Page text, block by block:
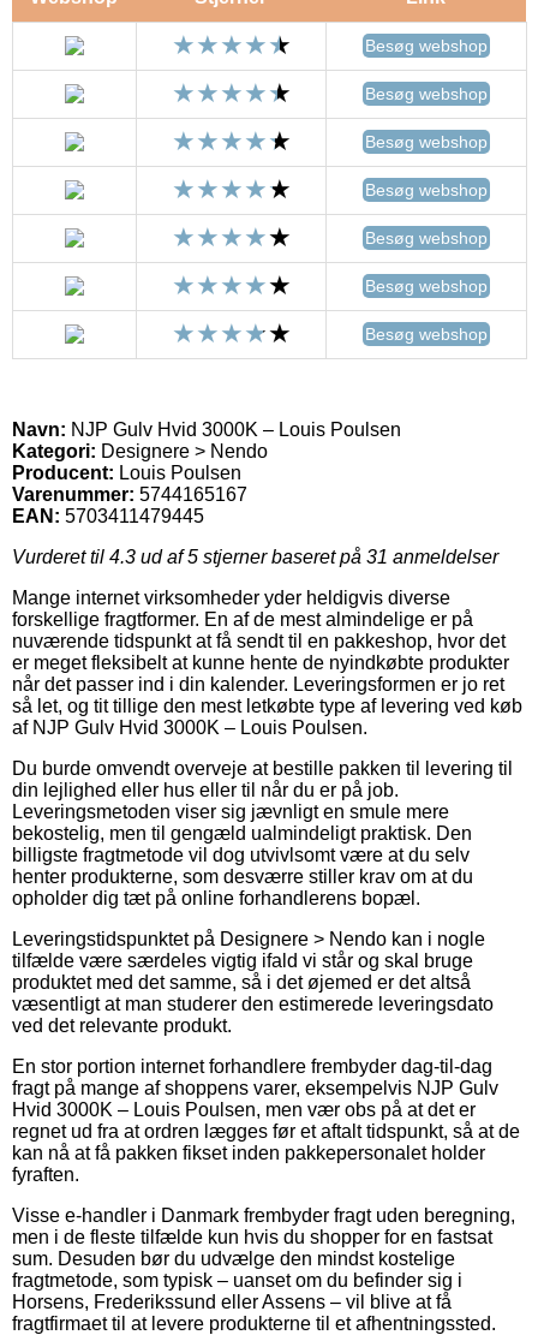
Besøg webshop
Besøg webshop
Besøg webshop
Besøg webshop
Besøg webshop
Besøg webshop
Besøg webshop
Navn: NJP Gulv Hvid 3000K – Louis Poulsen
Kategori: Designere > Nendo
Producent: Louis Poulsen
Varenummer: 5744165167
EAN: 5703411479445
Vurderet til 4.3 ud af 5 stjerner baseret på 31 anmeldelser
Mange internet virksomheder yder heldigvis diverse
forskellige fragtformer. En af de mest almindelige er på
nuværende tidspunkt at få sendt til en pakkeshop, hvor det
er meget fleksibelt at kunne hente de nyindkøbte produkter
når det passer ind i din kalender. Leveringsformen er jo ret
så let, og tit tillige den mest letkøbte type af levering ved køb
af NJP Gulv Hvid 3000K – Louis Poulsen.
Du burde omvendt overveje at bestille pakken til levering til
din lejlighed eller hus eller til når du er på job.
Leveringsmetoden viser sig jævnligt en smule mere
bekostelig, men til gengæld ualmindeligt praktisk. Den
billigste fragtmetode vil dog utvivlsomt være at du selv
henter produkterne, som desværre stiller krav om at du
opholder dig tæt på online forhandlerens bopæl.
Leveringstidspunktet på Designere > Nendo kan i nogle
tilfælde være særdeles vigtig ifald vi står og skal bruge
produktet med det samme, så i det øjemed er det altså
væsentligt at man studerer den estimerede leveringsdato
ved det relevante produkt.
En stor portion internet forhandlere frembyder dag-til-dag
fragt på mange af shoppens varer, eksempelvis NJP Gulv
Hvid 3000K – Louis Poulsen, men vær obs på at det er
regnet ud fra at ordren lægges før et aftalt tidspunkt, så at de
kan nå at få pakken fikset inden pakkepersonalet holder
fyraften.
Visse e-handler i Danmark frembyder fragt uden beregning,
men i de fleste tilfælde kun hvis du shopper for en fastsat
sum. Desuden bør du udvælge den mindst kostelige
fragtmetode, som typisk – uanset om du befinder sig i
Horsens, Frederikssund eller Assens – vil blive at få
fragtfirmaet til at levere produkterne til et afhentningssted.